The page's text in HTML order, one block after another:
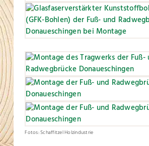
Fotos: Schaffitzel Holzindustrie